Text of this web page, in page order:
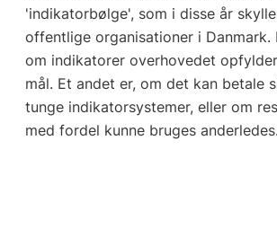
'indikatorbølge', som i disse år
offentlige organisationer i Danmark.
om indikatorer overhovedet
mål. Et andet er, om det kan betale
tunge indikatorsystemer, eller om
med fordel kunne bruges anderledes.